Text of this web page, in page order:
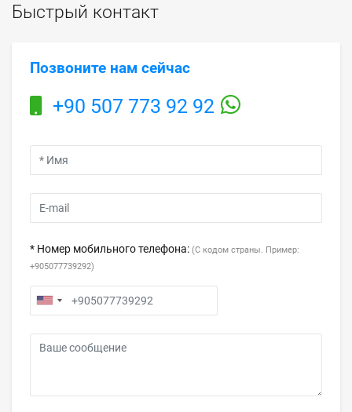
Быстрый контакт
Позвоните нам сейчас
+90 507 773 92 92
* Номер мобильного телефона: (С кодом страны. Пример:
+905077739292)